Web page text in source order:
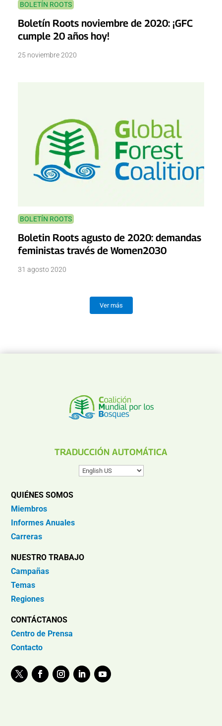
BOLETÍN ROOTS
Boletín Roots noviembre de 2020: ¡GFC
cumple 20 años hoy!
25 noviembre 2020
BOLETÍN ROOTS
Boletin Roots agusto de 2020: demandas
feministas través de Women2030
31 agosto 2020
Ver más
TRADUCCIÓN AUTOMÁTICA
QUIÉNES SOMOS
Miembros
Informes Anuales
Carreras
NUESTRO TRABAJO
Campañas
Temas
Regiones
CONTÁCTANOS
Centro de Prensa
Contacto